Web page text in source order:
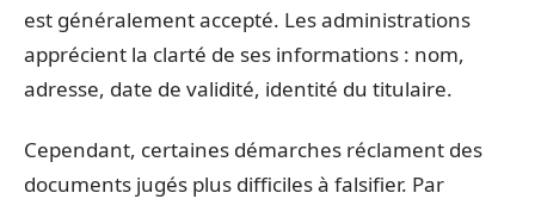
est généralement accepté. Les administrations
apprécient la clarté de ses informations : nom,
adresse, date de validité, identité du titulaire.
Cependant, certaines démarches réclament des
documents jugés plus difficiles à falsifier. Par